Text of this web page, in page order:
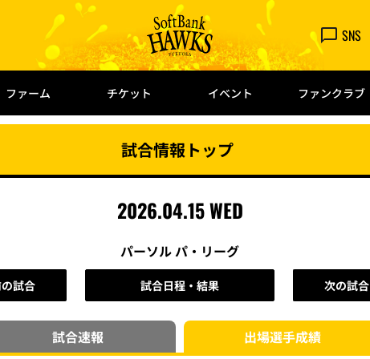
SNS
ファーム チケット イベント ファンクラブ
試合情報トップ
2026.04.15 WED
パーソル パ・リーグ
試合 試合日程・結果 次の試合
試合速報 出場選手成績